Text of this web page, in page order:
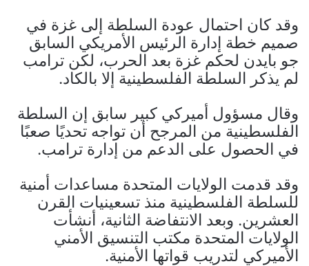
وقد كان احتمال عودة السلطة إلى غزة في
صميم خطة إدارة الرئيس الأمريكي السابق
جو بايدن لحكم غزة بعد الحرب، لكن ترامب
لم يذكر السلطة الفلسطينية إلا بالكاد.
وقال مسؤول أميركي كبير سابق إن السلطة
الفلسطينية من المرجح أن تواجه تحديًا صعبًا
في الحصول على الدعم من إدارة ترامب.
وقد قدمت الولايات المتحدة مساعدات أمنية
للسلطة الفلسطينية منذ تسعينيات القرن
العشرين. وبعد الانتفاضة الثانية، أنشأت
الولايات المتحدة مكتب التنسيق الأمني ​​
الأميركي لتدريب قواتها الأمنية.